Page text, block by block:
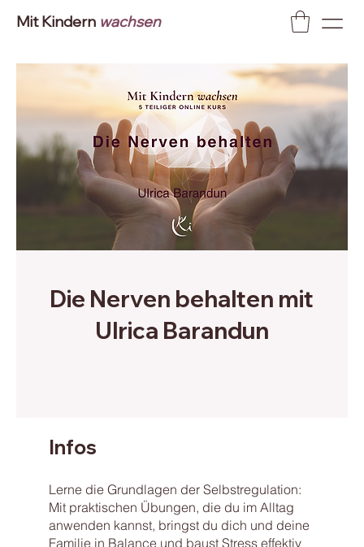
Mit Kindern wachsen
Die Nerven behalten mit
Ulrica Barandun
Infos
Lerne die Grundlagen der Selbstregulation:
Mit praktischen Übungen, die du im Alltag
anwenden kannst, bringst du dich und deine
Familie in Balance und baust Stress effektiv